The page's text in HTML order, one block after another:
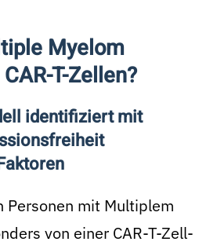
Myelom
T-Zellen?
identifiziert mit
Personen mit Multiplem
von einer CAR-T-Zell-